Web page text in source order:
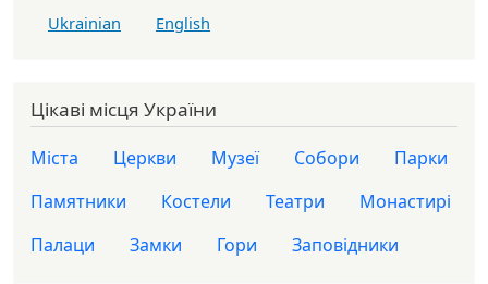
Ukrainian English
Цікаві місця України
Міста Церкви Музеї Собори
Парки
Памятники
Костели Театри
Монастирі
Палаци
Замки Гори Заповідники